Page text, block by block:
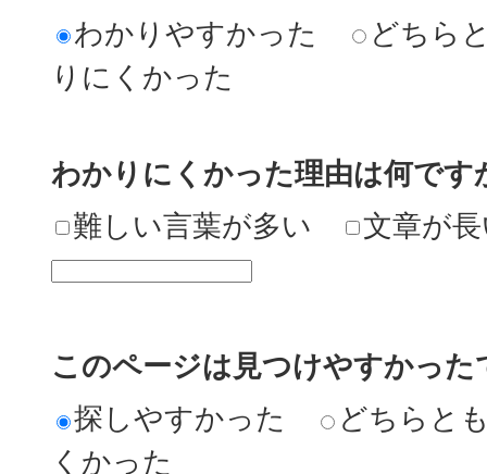
わかりやすかった
どちら
りにくかった
わかりにくかった理由は何です
難しい言葉が多い
文章が
このページは見つけやすかった
探しやすかった
どちらと
くかった